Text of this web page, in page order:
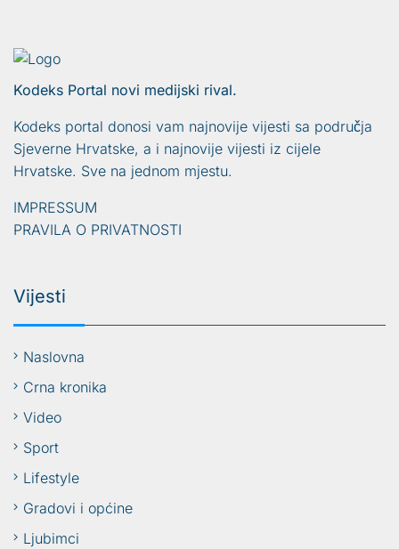
Kodeks Portal novi medijski rival.
Kodeks portal donosi vam najnovije vijesti sa područja
Sjeverne Hrvatske, a i najnovije vijesti iz cijele
Hrvatske. Sve na jednom mjestu.
IMPRESSUM
PRAVILA O PRIVATNOSTI
Vijesti
Naslovna
Crna kronika
Video
Sport
Lifestyle
Gradovi i općine
Ljubimci